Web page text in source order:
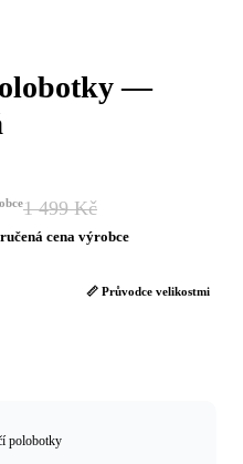
—
1 499 Kč
cena výrobce
📏 Průvodce velikostmi
polobotky